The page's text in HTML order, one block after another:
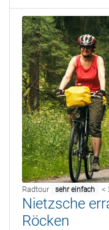
Radtour sehr einfach <
Nietzsche
Röcken